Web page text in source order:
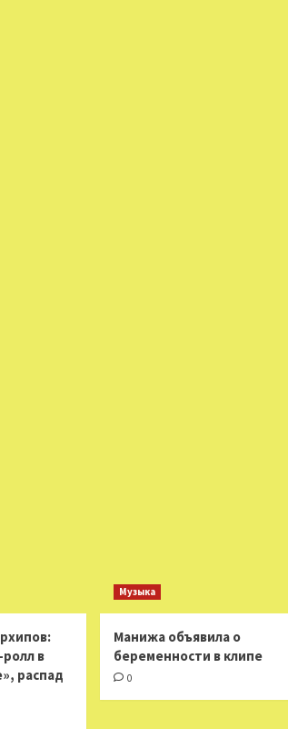
в
распад
Музыка
Манижа объявила о
беременности в клипе
0